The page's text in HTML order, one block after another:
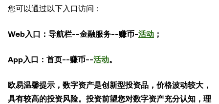
您可以通过以下入口访问：
Web入口：导航栏--金融服务--赚币-活动 ；
App入口：首页--赚币--活动。
欧易温馨提示，数字资产是创新型投资品，价格波动较大，
具有较高的投资风险。投资前望您对数字资产充分认知，理